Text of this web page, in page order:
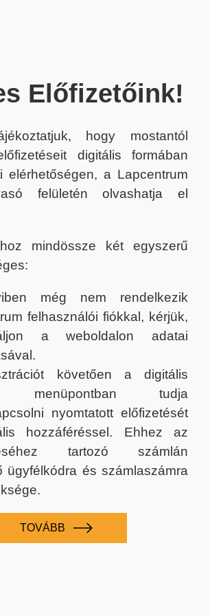
Előfizetőink!
hogy mostantól
digitális formában
elérhetőségen, a Lapcentrum
felületén olvashatja el
mindössze két egyszerű
még nem rendelkezik
felhasználói fiókkal, kérjük,
a weboldalon adatai
követően a digitális
menüpontban tudja
nyomtatott előfizetését
hozzáféréssel. Ehhez az
tartozó számlán
ügyfélkódra és számlaszámra
TOVÁBB